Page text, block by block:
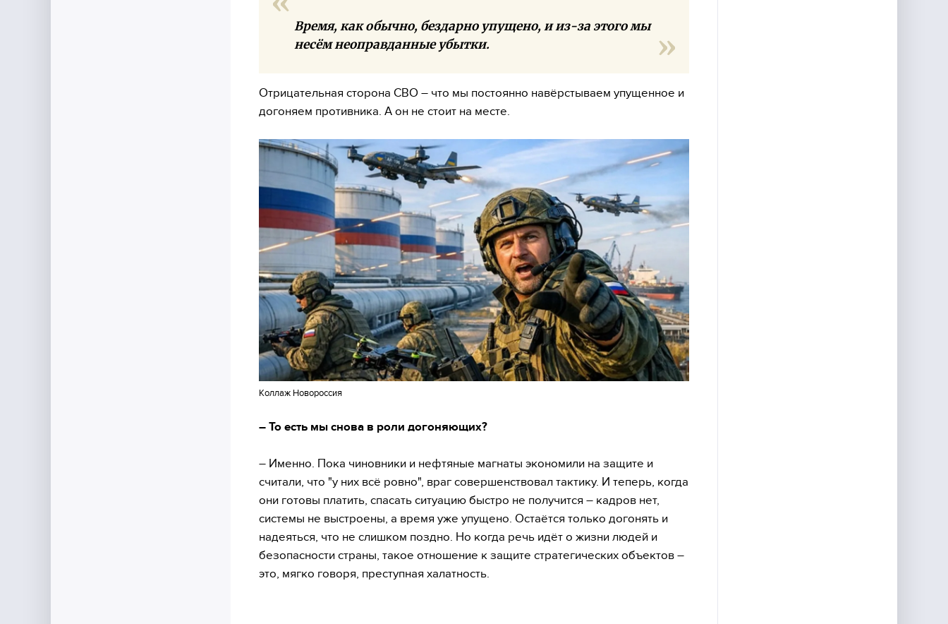
Время, как обычно, бездарно упущено, и из-за этого мы
несём неоправданные убытки.
Отрицательная сторона СВО – что мы постоянно навёрстываем упущенное и
догоняем противника. А он не стоит на месте.
Коллаж Новороссия
– То есть мы снова в роли догоняющих?
– Именно. Пока чиновники и нефтяные магнаты экономили на защите и
считали, что "у них всё ровно", враг совершенствовал тактику. И теперь, когда
они готовы платить, спасать ситуацию быстро не получится – кадров нет,
системы не выстроены, а время уже упущено. Остаётся только догонять и
надеяться, что не слишком поздно. Но когда речь идёт о жизни людей и
безопасности страны, такое отношение к защите стратегических объектов –
это, мягко говоря, преступная халатность.